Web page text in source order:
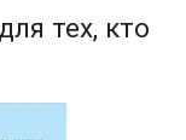
тех, кто